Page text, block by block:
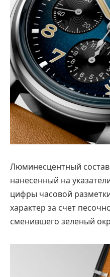
Люминесцентный
нанесенный на
цифры часовой
характер за счет
сменившего зеленый